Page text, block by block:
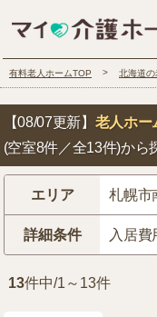
有料老人ホームTOP 北海道の
【08/07更新】 老人ホー
(空室8件／全13件)から
エリア 札幌市
詳細条件 入居費
13件中/1～13件